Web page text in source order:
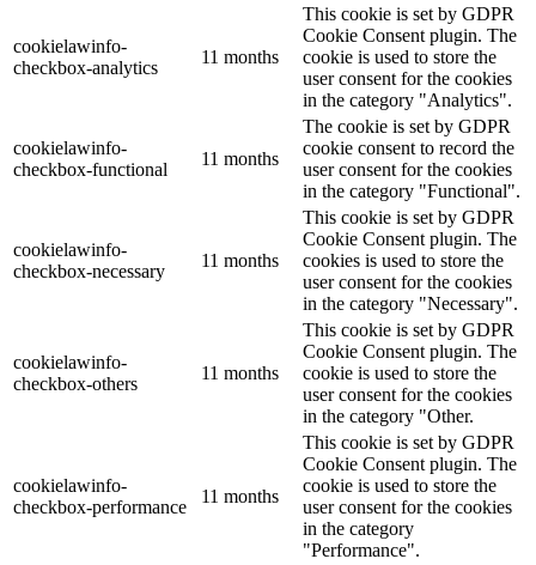
cookielawinfo-
checkbox-analytics
11 months
This cookie is set by GDPR
Cookie Consent plugin. The
cookie is used to store the
user consent for the cookies
in the category "Analytics".
cookielawinfo-
checkbox-functional
11 months
The cookie is set by GDPR
cookie consent to record the
user consent for the cookies
in the category "Functional".
cookielawinfo-
checkbox-necessary
11 months
This cookie is set by GDPR
Cookie Consent plugin. The
cookies is used to store the
user consent for the cookies
in the category "Necessary".
cookielawinfo-
checkbox-others
11 months
This cookie is set by GDPR
Cookie Consent plugin. The
cookie is used to store the
user consent for the cookies
in the category "Other.
cookielawinfo-
checkbox-performance
11 months
This cookie is set by GDPR
Cookie Consent plugin. The
cookie is used to store the
user consent for the cookies
in the category
"Performance".